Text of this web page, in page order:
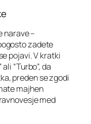
narave –
zadete
pojavi. V kratki
“Turbo”, da
preden se zgodi
majhen
med